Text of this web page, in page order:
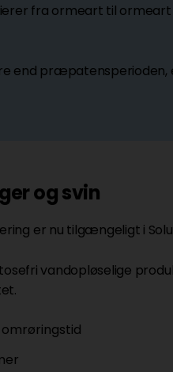
fra ormeart til
end
og svin
er nu tilgængeligt i
vandopløselige
omrøringstid